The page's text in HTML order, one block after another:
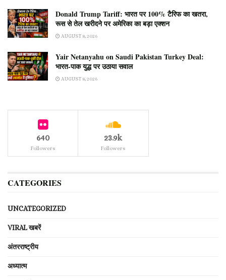
Donald Trump Tariff: भारत पर 100% टैरिफ का खतरा,
रूस से तेल खरीदने पर अमेरिका का बड़ा एक्शन
AUGUST 8, 2026
Yair Netanyahu on Saudi Pakistan Turkey Deal:
भारत-पाक युद्ध पर उठाया सवाल
AUGUST 8, 2026
640
Followers
23.9k
Followers
CATEGORIES
UNCATEGORIZED
VIRAL खबरें
अंतरराष्ट्रीय
अध्यात्म